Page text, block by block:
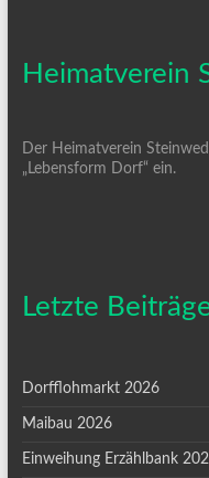
Heimatverein
Der Heimatverein
„Lebensform Dorf“ ein.
Letzte
Dorfflohmarkt 2026
Maibau 2026
Einweihung Erzählbank